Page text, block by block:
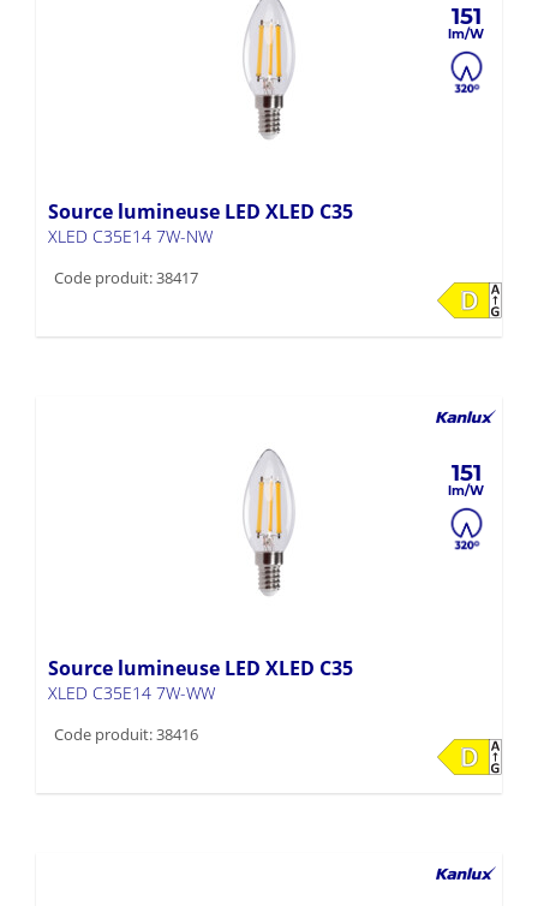
151
Source lumineuse LED XLED C35
XLED C35E14 7W-NW
Code produit: 38417
151
Source lumineuse LED XLED C35
XLED C35E14 7W-WW
Code produit: 38416